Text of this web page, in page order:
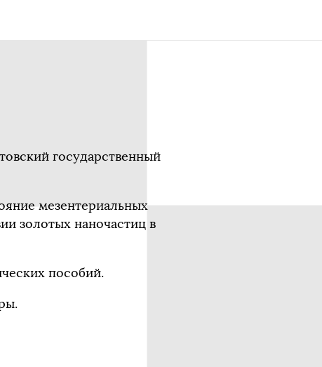
государственный
мезентериальных
золотых наночастиц в
пособий.